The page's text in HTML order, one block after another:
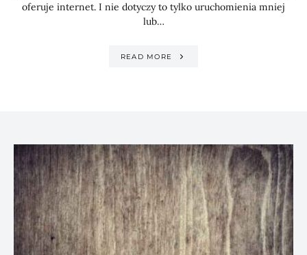
oferuje internet. I nie dotyczy to tylko uruchomienia mniej
lub…
READ MORE